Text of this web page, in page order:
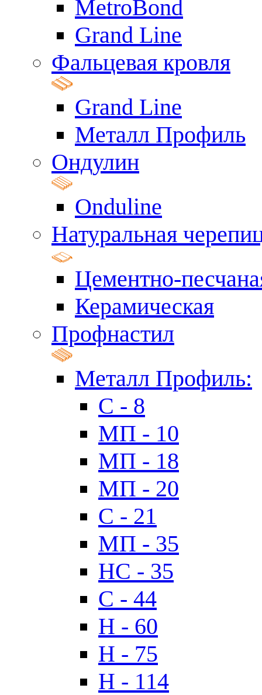
MetroBond
Grand Line
Фальцевая кровля
Grand Line
Металл Профиль
Ондулин
Onduline
Натуральная
Цементно-
Керамическая
Профнастил
Металл Профиль:
C - 8
МП - 10
МП - 18
МП - 20
C - 21
МП - 35
HC - 35
C - 44
H - 60
H - 75
H - 114